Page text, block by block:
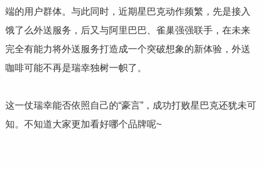
端的用户群体。与此同时，近期星巴克动作频繁，先是接入
饿了么外送服务，后又与阿里巴巴、雀巢强强联手，在未来
完全有能力将外送服务打造成一个突破想象的新体验，外送
咖啡可能不再是瑞幸独树一帜了。
这一仗瑞幸能否依照自己的“豪言”，成功打败星巴克还犹未可
知。不知道大家更加看好哪个品牌呢~